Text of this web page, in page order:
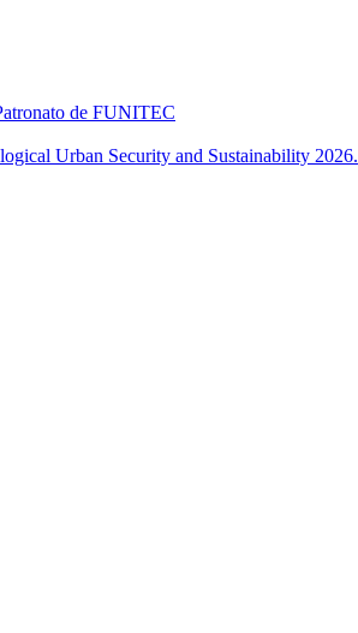
de FUNITEC
Urban Security and Sustainability 2026.